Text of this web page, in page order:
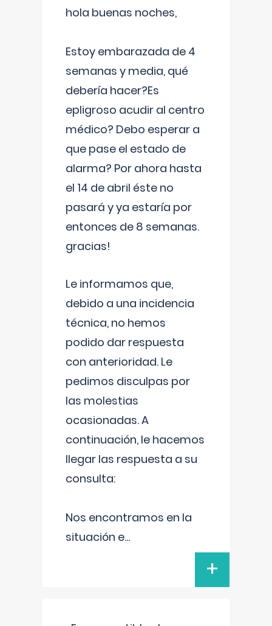
hola buenas noches,
Estoy embarazada de 4
semanas y media, qué
debería hacer?Es
epligroso acudir al centro
médico? Debo esperar a
que pase el estado de
alarma? Por ahora hasta
el 14 de abril éste no
pasará y ya estaría por
entonces de 8 semanas.
gracias!
Le informamos que,
debido a una incidencia
técnica, no hemos
podido dar respuesta
con anterioridad. Le
pedimos disculpas por
las molestias
ocasionadas. A
continuación, le hacemos
llegar las respuesta a su
consulta:
Nos encontramos en la
situación e...
+